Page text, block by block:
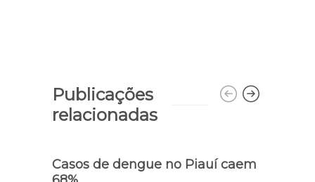
Publicações
relacionadas
Casos de dengue no Piauí caem